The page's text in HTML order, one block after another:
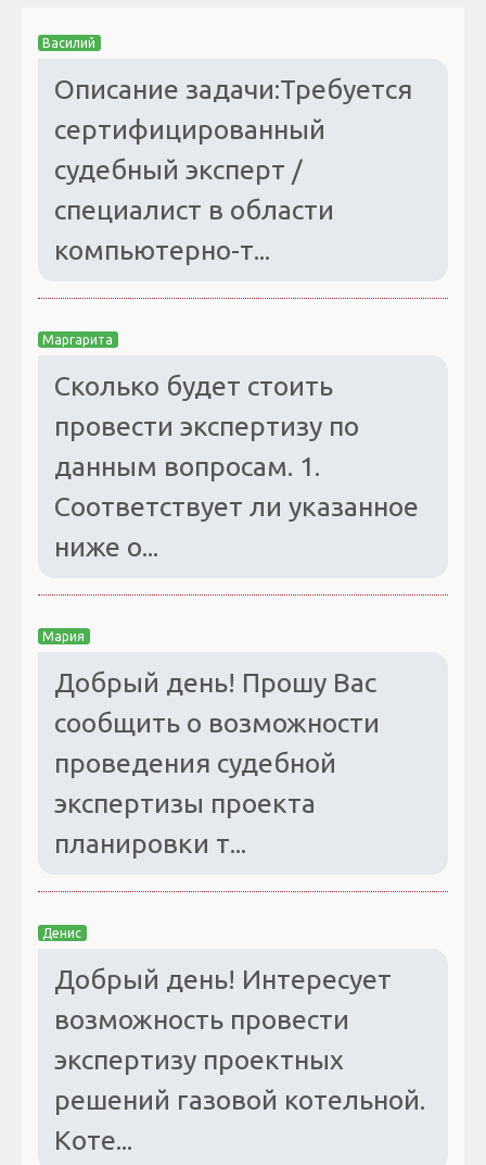
Василий
Описание задачи:Требуется
сертифицированный
судебный эксперт /
специалист в области
компьютерно-т...
Маргарита
Сколько будет стоить
провести экспертизу по
данным вопросам. 1.
Соответствует ли указанное
ниже о...
Мария
Добрый день! Прошу Вас
сообщить о возможности
проведения судебной
экспертизы проекта
планировки т...
Денис
Добрый день! Интересует
возможность провести
экспертизу проектных
решений газовой котельной.
Коте...